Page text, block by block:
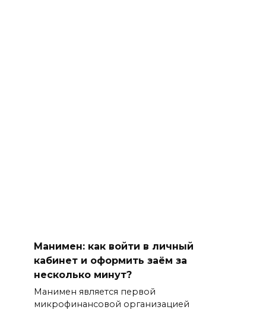
Манимен: как войти в личный
кабинет и оформить заём за
несколько минут?
Манимен является первой
микрофинансовой организацией